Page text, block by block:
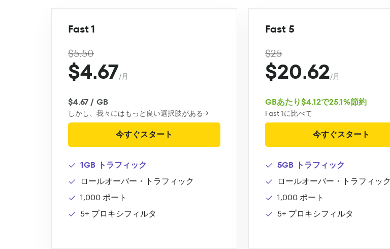
Fast 1
$5.50
$4.67/月
$4.67 / GB
しかし、我々にはもっと良い選択肢がある→
今すぐスタート
1GB トラフィック
ロールオーバー・トラフィック
1,000 ポート
5+ プロキシフィルタ
Fast 5
$25
$20.62/月
GBあたり$4.12で25.1%節約
Fast 1に比べて
今すぐスタート
5GB トラフィック
ロールオーバー・トラフィック
1,000 ポート
5+ プロキシフィルタ